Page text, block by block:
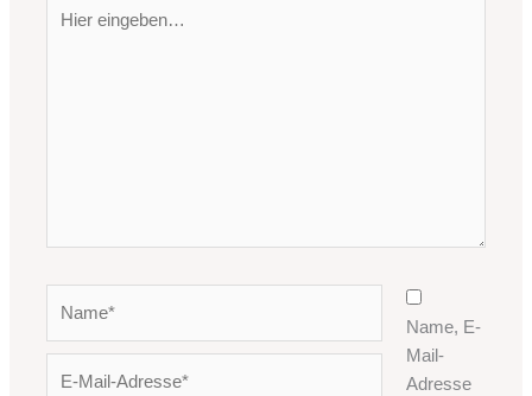
eingeben…
Name, E-
Mail-
Adresse